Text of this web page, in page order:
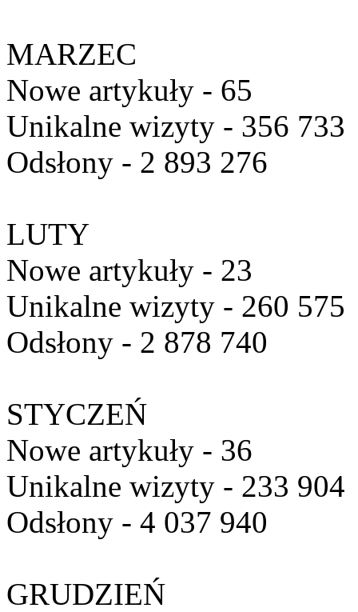
MARZEC
Nowe artykuły - 65
Unikalne wizyty - 356 733
Odsłony - 2 893 276
LUTY
Nowe artykuły - 23
Unikalne wizyty - 260 575
Odsłony - 2 878 740
STYCZEŃ
Nowe artykuły - 36
Unikalne wizyty - 233 904
Odsłony - 4 037 940
GRUDZIEŃ